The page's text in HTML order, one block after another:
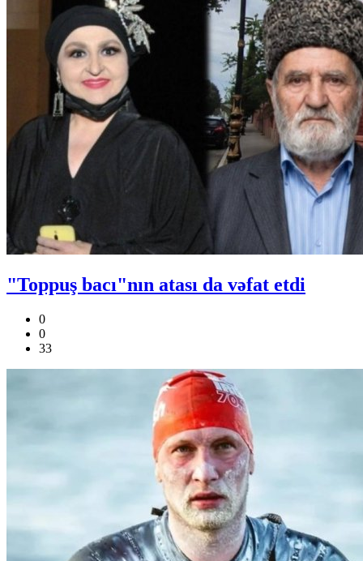
"Toppuş bacı"nın atası da vəfat etdi
0
0
33